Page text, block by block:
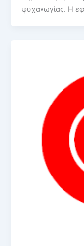
ψυχαγωγίας. Η